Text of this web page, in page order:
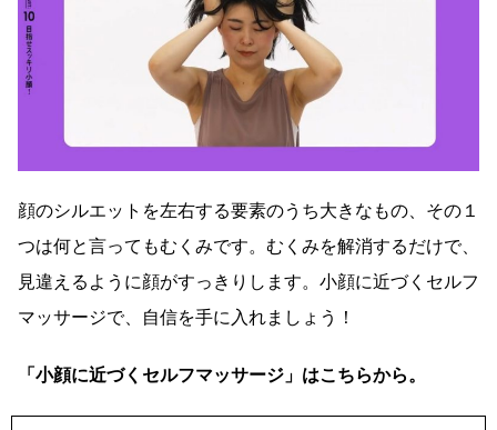
顔のシルエットを左右する要素のうち大きなもの、その１
つは何と言ってもむくみです。むくみを解消するだけで、
見違えるように顔がすっきりします。小顔に近づくセルフ
マッサージで、自信を手に入れましょう！
「小顔に近づくセルフマッサージ」はこちらから。